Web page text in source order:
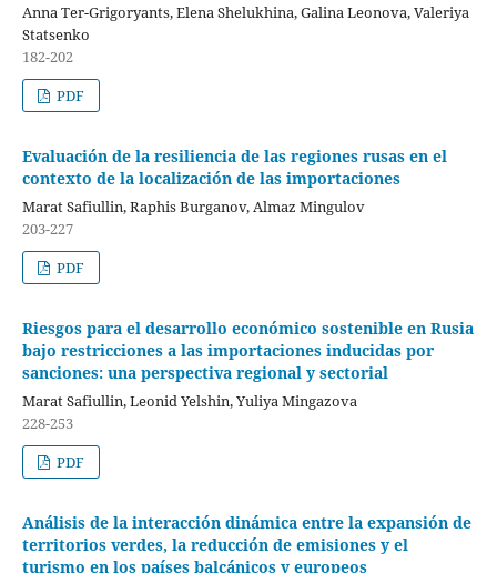
Anna Ter-Grigoryants, Elena Shelukhina, Galina Leonova, Valeriya
Statsenko
182-202
PDF
Evaluación de la resiliencia de las regiones rusas en el
contexto de la localización de las importaciones
Marat Safiullin, Raphis Burganov, Almaz Mingulov
203-227
PDF
Riesgos para el desarrollo económico sostenible en Rusia
bajo restricciones a las importaciones inducidas por
sanciones: una perspectiva regional y sectorial
Marat Safiullin, Leonid Yelshin, Yuliya Mingazova
228-253
PDF
Análisis de la interacción dinámica entre la expansión de
territorios verdes, la reducción de emisiones y el
turismo en los países balcánicos y europeos